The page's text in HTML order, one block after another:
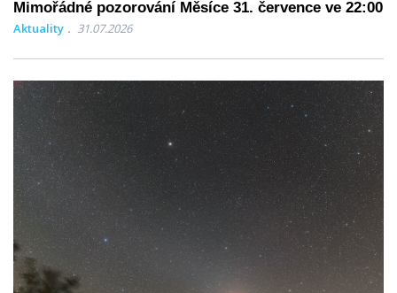
Mimořádné pozorování Měsíce 31. července ve 22:00
Aktuality 31.07.2026